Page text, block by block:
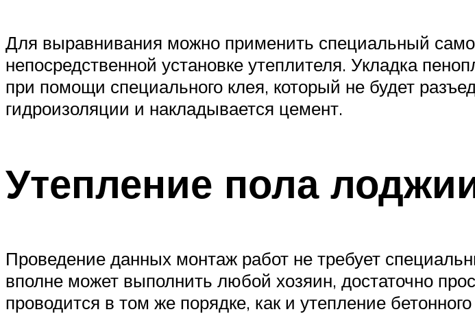
Для выравнивания можно применить специальный
непосредственной установке утеплителя. Укладка
при помощи специального клея, который не будет
гидроизоляции и накладывается цемент.
Утепление пола
Проведение данных монтаж работ не требует
вполне может выполнить любой хозяин, достаточно
проводится в том же порядке, как и утепление